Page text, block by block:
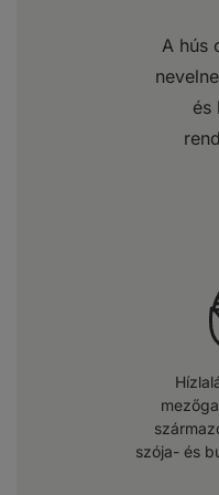
A hús
és
szója- és